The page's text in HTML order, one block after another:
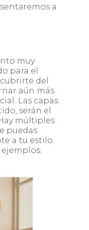
a
muy
para el
del
aún más
Las capas
serán el
múltiples
puedas
a tu estilo.